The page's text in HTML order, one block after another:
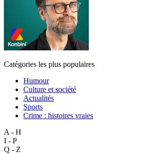
Catégories les plus populaires
Humour
Culture et société
Actualités
Sports
Crime : histoires vraies
A - H
I - P
Q - Z